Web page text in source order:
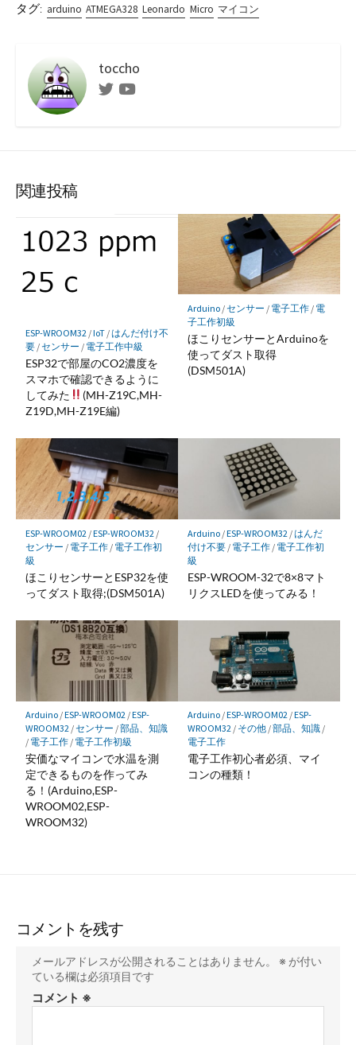
タグ: arduino ATMEGA328 Leonardo Micro マイコン
toccho
TwitterYoutube
関連投稿
ESP-WROOM32 /IoT/はんだ付け不
要/センサー / 電子工作中級
ESP32で部屋のCO2濃度を
スマホで確認できるように
してみた
(MH-Z19C,MH-
Z19D,MH-Z19E編)
Arduino/センサー / 電子工作/ 電
子工作初級
ほこりセンサーとArduinoを
使ってダスト取得
(DSM501A)
ESP-WROOM02 /ESP-WROOM32 /
センサー / 電子工作/ 電子工作初
級
ほこりセンサーとESP32を使
ってダスト取得;(DSM501A)
Arduino/ESP-WROOM32 /はんだ
付け不要/ 電子工作/ 電子工作初
級
ESP-WROOM-32で8×8マト
リクスLEDを使ってみる！
Arduino/ESP-WROOM02/ESP-
WROOM32/センサー /部品、知識
/ 電子工作/ 電子工作初級
安価なマイコンで水温を測
定できるものを作ってみ
る！(Arduino,ESP-
WROOM02,ESP-
WROOM32)
Arduino/ESP-WROOM02/ESP-
WROOM32/ その他/部品、知識/
電子工作
電子工作初心者必須、マイ
コンの種類！
コメントを残す
メールアドレスが公開されることはありません。 ※ が付い
ている欄は必須項目です
コメント ※